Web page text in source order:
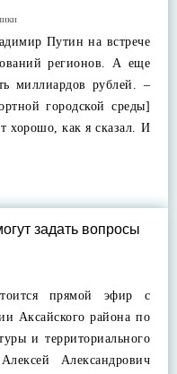
Путин на встрече
регионов. А еще
миллиардов рублей. –
городской среды]
хорошо, как я сказал. И
задать вопросы
прямой эфир с
Аксайского района по
и территориального
Александрович